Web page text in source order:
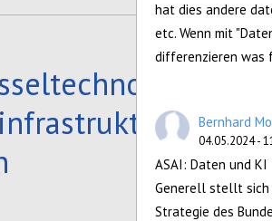
hat dies andere
etc. Wenn mit
differenzieren was
Bernhard
04.05.2024 -
ASAI: Daten und
Generell stellt sich
Strategie des